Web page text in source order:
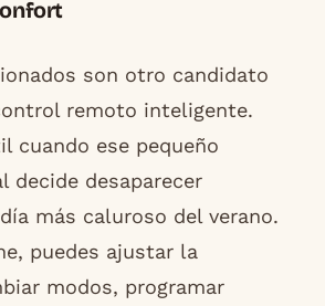
son otro candidato
remoto inteligente.
cuando ese pequeño
decide desaparecer
más caluroso del verano.
puedes ajustar la
modos, programar